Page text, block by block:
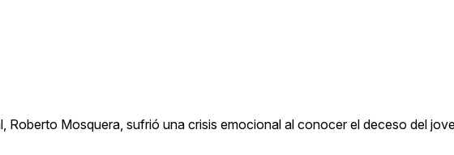
Roberto Mosquera, sufrió una crisis emocional al conocer el deceso del